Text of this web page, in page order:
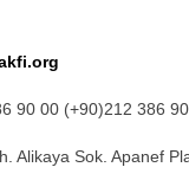
90 00 (+90)212 386
Alikaya Sok. Apanef